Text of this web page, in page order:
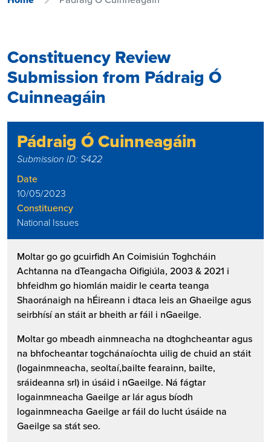
Constituency Review
Submission from Pádraig Ó
Cuinneagáin
Pádraig Ó Cuinneagáin
Submission ID: S422
Date
10/05/2023
Constituency
National Issues
Moltar go go gcuirfidh An Coimisiún Toghcháin
Achtanna na dTeangacha Oifigiúla, 2003 & 2021 i
bhfeidhm go hiomlán maidir le cearta teanga
Shaoránaigh na hÉireann i dtaca leis an Ghaeilge agus
seirbhísí an stáit ar bheith ar fáil i nGaeilge.
Moltar go mbeadh ainmneacha na dtoghcheantar agus
na bhfocheantar togchánaíochta uilig de chuid an stáit
(logainmneacha, seoltaí,bailte fearainn, bailte,
sráideanna srl) in úsáid i nGaeilge. Ná fágtar
logainmneacha Gaeilge ar lár agus bíodh
logainmneacha Gaeilge ar fáil do lucht úsáide na
Gaeilge sa stát seo.